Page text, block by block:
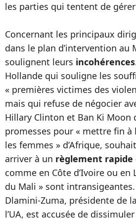
les parties qui tentent de
Concernant les principaux
dans le plan d’intervention au
soulignent leurs incohérences
Hollande qui souligne les
« premières victimes des
mais qui refuse de négocier
Hillary Clinton et Ban Ki Moon
promesses pour « mettre fin à
les femmes » d’Afrique,
arriver à un règlement rapide
comme en Côte d’Ivoire ou en
du Mali » sont
Dlamini-Zuma, présidente de
l’UA, est accusée de